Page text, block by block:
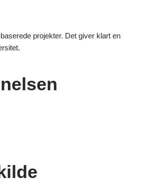
projekter. Det giver klart en